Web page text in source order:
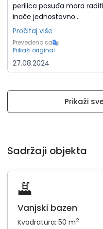
perilica posuđa mora
inače jednostavno...
Pročitaj više
Prevedeno sa
Prikaži original
27.08.2024
Prikaži
Sadržaji objekta
Vanjski bazen
Kvadratura: 50 m2